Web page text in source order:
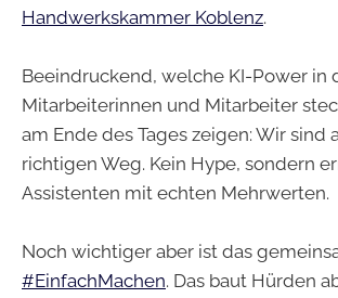
Handwerkskammer Koblenz.
Beeindruckend, welche KI-Power in
Mitarbeiterinnen und Mitarbeiter
am Ende des Tages zeigen: Wir sind
richtigen Weg. Kein Hype, sondern
Assistenten mit echten Mehrwerten.
Noch wichtiger aber ist das
#EinfachMachen. Das baut Hürden